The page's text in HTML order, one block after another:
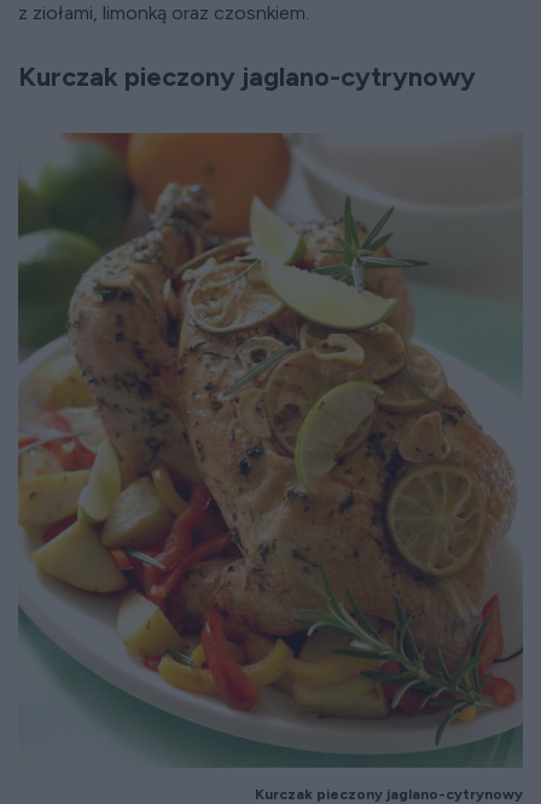
z ziołami, limonką oraz czosnkiem.
Kurczak pieczony jaglano-cytrynowy
Kurczak pieczony jaglano-cytrynowy